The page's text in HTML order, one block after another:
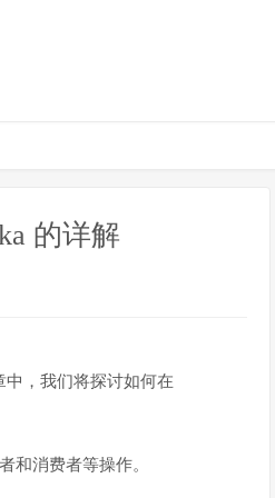
的详解
，我们将探讨如何在
和消费者等操作。